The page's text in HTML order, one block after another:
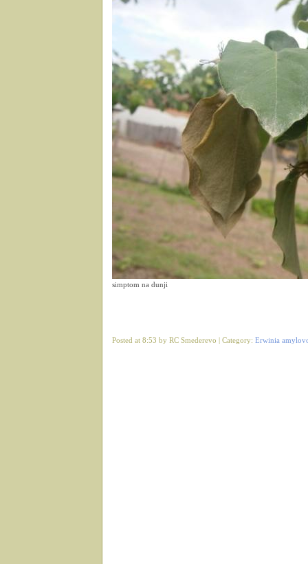
simptom na dunji
Posted at 8:53 by RC Smederevo | Category: Erwinia